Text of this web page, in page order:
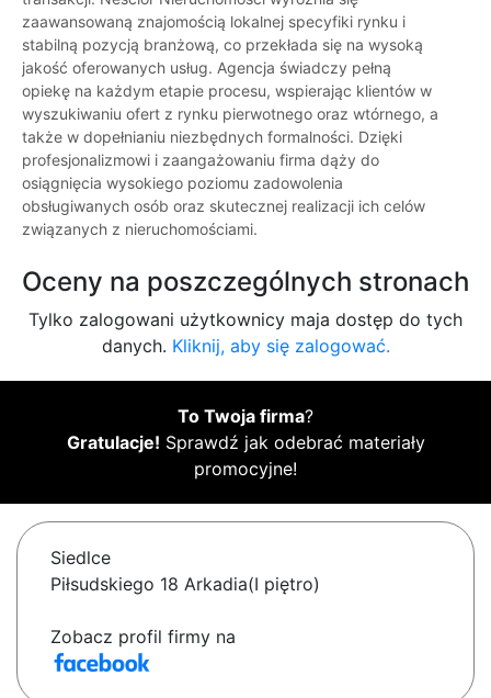
zaawansowaną znajomością lokalnej specyfiki rynku i
stabilną pozycją branżową, co przekłada się na wysoką
jakość oferowanych usług. Agencja świadczy pełną
opiekę na każdym etapie procesu, wspierając klientów w
wyszukiwaniu ofert z rynku pierwotnego oraz wtórnego, a
także w dopełnianiu niezbędnych formalności. Dzięki
profesjonalizmowi i zaangażowaniu firma dąży do
osiągnięcia wysokiego poziomu zadowolenia
obsługiwanych osób oraz skutecznej realizacji ich celów
związanych z nieruchomościami.
Oceny na poszczególnych stronach
Tylko zalogowani użytkownicy maja dostęp do tych
danych. Kliknij, aby się zalogować.
To Twoja firma?
Gratulacje! Sprawdź jak odebrać materiały
promocyjne!
Siedlce
Piłsudskiego 18 Arkadia(I piętro)
Zobacz profil firmy na